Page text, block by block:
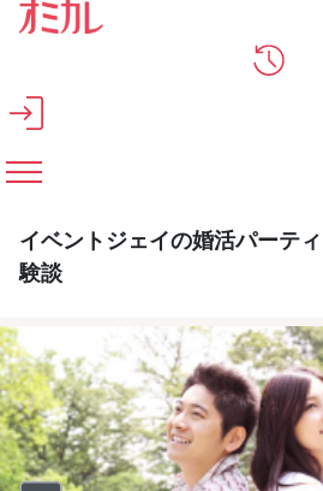
メインコンテンツへスキップ
イベントジェイの婚活パーテ
験談